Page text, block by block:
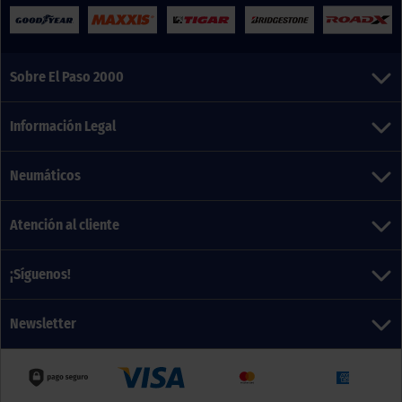
Sobre El Paso 2000
Información Legal
Neumáticos
Atención al cliente
¡Síguenos!
Newsletter